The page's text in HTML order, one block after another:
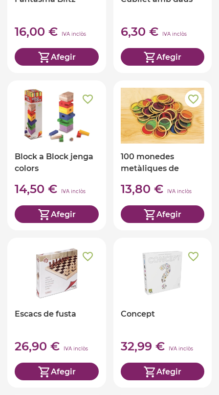
16,00 € IVA inclòs
Afegir
6,30 € IVA inclòs
Afegir
Block a Block jenga
colors
14,50 € IVA inclòs
Afegir
100 monedes
metàliques de
13,80 € IVA inclòs
Afegir
Escacs de fusta
26,90 € IVA inclòs
Afegir
Concept
32,99 € IVA inclòs
Afegir